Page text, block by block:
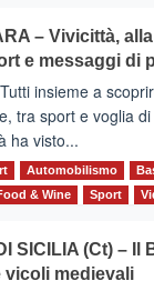
– Vivicittà,
e messaggi di
insieme a
tra sport e voglia
ha visto...
Automobilismo
& Wine Sport
SICILIA (Ct) – Il
vicoli medievali